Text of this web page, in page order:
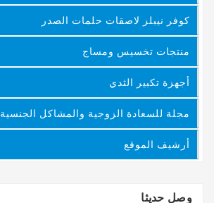
كوفر نيبلز لاصقات حلمات الصدر
منتجات تخسيس ومساج
أجهزة تكبير الثدي
مجلة للسعادة الزوجية والمشاكل الجنسية
أرشيف الموقع
وصل حديثا